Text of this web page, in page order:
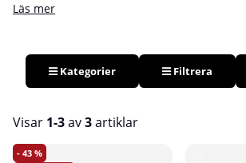
namn som varumärke självt; AK-47. En
tagit fram såväl fettförbrännare som BCAA
Förutom grymma produkter har de blivit
färgsprakande, annorlunda och
både vad gäller innehåll som design. Hos
Läs mer
Kategorier Filtrera
Visar 1-3av3artiklar
Produkter
43